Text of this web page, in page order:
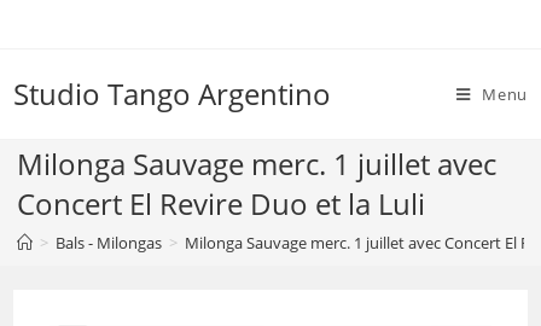
Studio Tango Argentino Menu
Milonga Sauvage merc. 1 juillet avec
Concert El Revire Duo et la Luli
> Bals - Milongas > Milonga Sauvage merc. 1 juillet avec Concert El